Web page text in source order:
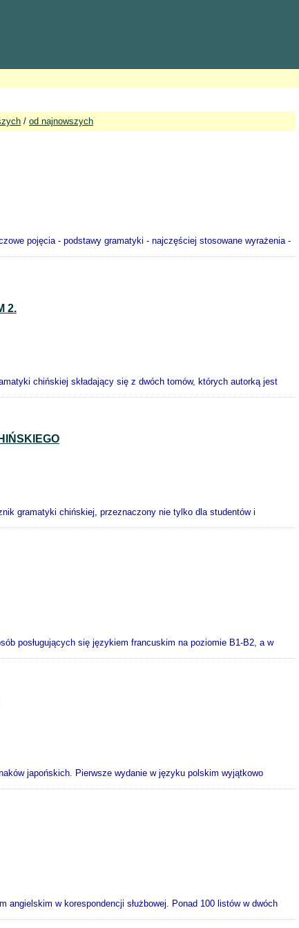
/ od najnowszych
pojęcia - podstawy gramatyki - najczęściej stosowane wyrażenia -
2.
chińskiej składający się z dwóch tomów, których autorką jest
gramatyki chińskiej, przeznaczony nie tylko dla studentów i
posługujących się językiem francuskim na poziomie B1-B2, a w
japońskich. Pierwsze wydanie w języku polskim wyjątkowo
w korespondencji służbowej. Ponad 100 listów w dwóch